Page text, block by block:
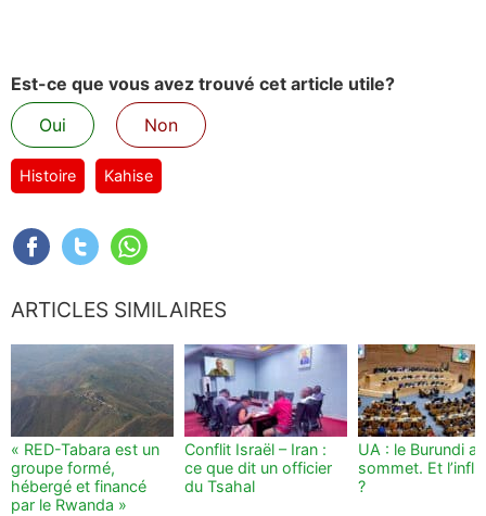
Est-ce que vous avez trouvé cet article utile?
Oui
Non
Histoire Kahise
ARTICLES SIMILAIRES
« RED-Tabara est un
groupe formé,
hébergé et financé
par le Rwanda »
Conflit Israël – Iran :
ce que dit un officier
du Tsahal
UA : le Burundi au
sommet. Et
?